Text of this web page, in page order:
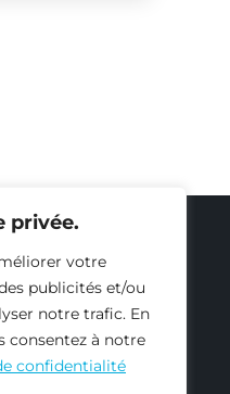
privée.
votre
publicités et/ou
notre trafic. En
consentez à notre
confidentialité